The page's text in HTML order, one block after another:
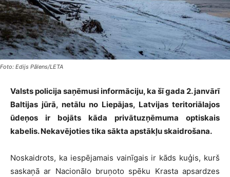
Foto: Edijs Pālens/LETA
Valsts policija saņēmusi informāciju, ka šī gada 2. janvārī
Baltijas jūrā, netālu no Liepājas, Latvijas teritoriālajos
ūdeņos ir bojāts kāda privātuzņēmuma optiskais
kabelis. Nekavējoties tika sākta apstākļu skaidrošana.
Noskaidrots, ka iespējamais vainīgais ir kāds kuģis, kurš
saskaņā ar Nacionālo bruņoto spēku Krasta apsardzes